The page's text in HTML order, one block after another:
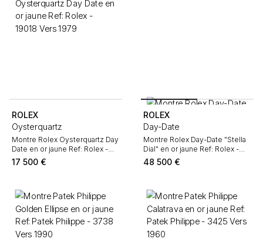
ROLEX
Oysterquartz
Montre Rolex Oysterquartz Day
Date en or jaune Ref: Rolex -
19018 Vers 1979
17 500 €
ROLEX
Day-Date
Montre Rolex Day-Date "Stella
Dial" en or jaune Ref: Rolex -
18038 Vers 1986
48 500 €